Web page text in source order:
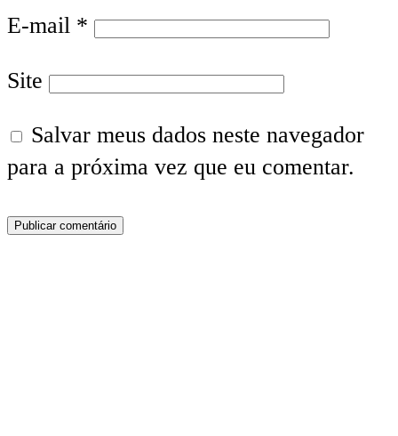
E-mail *
Site
Salvar meus dados neste navegador
para a próxima vez que eu comentar.